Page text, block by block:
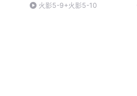
火影5-9+火影5-10